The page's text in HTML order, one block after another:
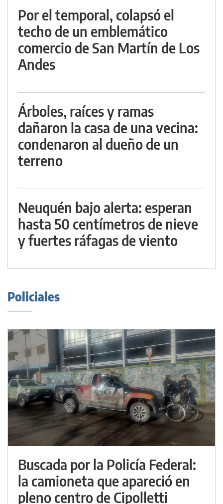
Por el temporal, colapsó el
techo de un emblemático
comercio de San Martín de Los
Andes
Árboles, raíces y ramas
dañaron la casa de una vecina:
condenaron al dueño de un
terreno
Neuquén bajo alerta: esperan
hasta 50 centímetros de nieve
y fuertes ráfagas de viento
Policiales
Buscada por la Policía Federal:
la camioneta que apareció en
pleno centro de Cipolletti